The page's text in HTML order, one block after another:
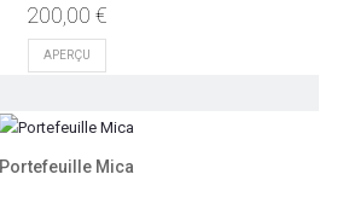
200,00 €
APERÇU
Portefeuille Mica